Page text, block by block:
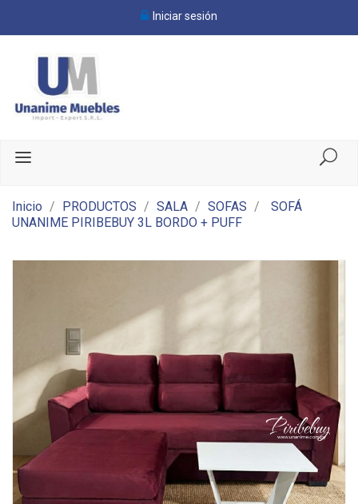
Iniciar sesión
Inicio PRODUCTOS SALA SOFAS
SOFÁ
UNANIME PIRIBEBUY 3L BORDO + PUFF